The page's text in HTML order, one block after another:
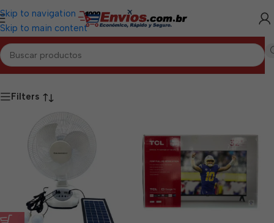
Skip to navigation
Skip to main content
Inicio/CIEGO DE ÁVILA
Filters